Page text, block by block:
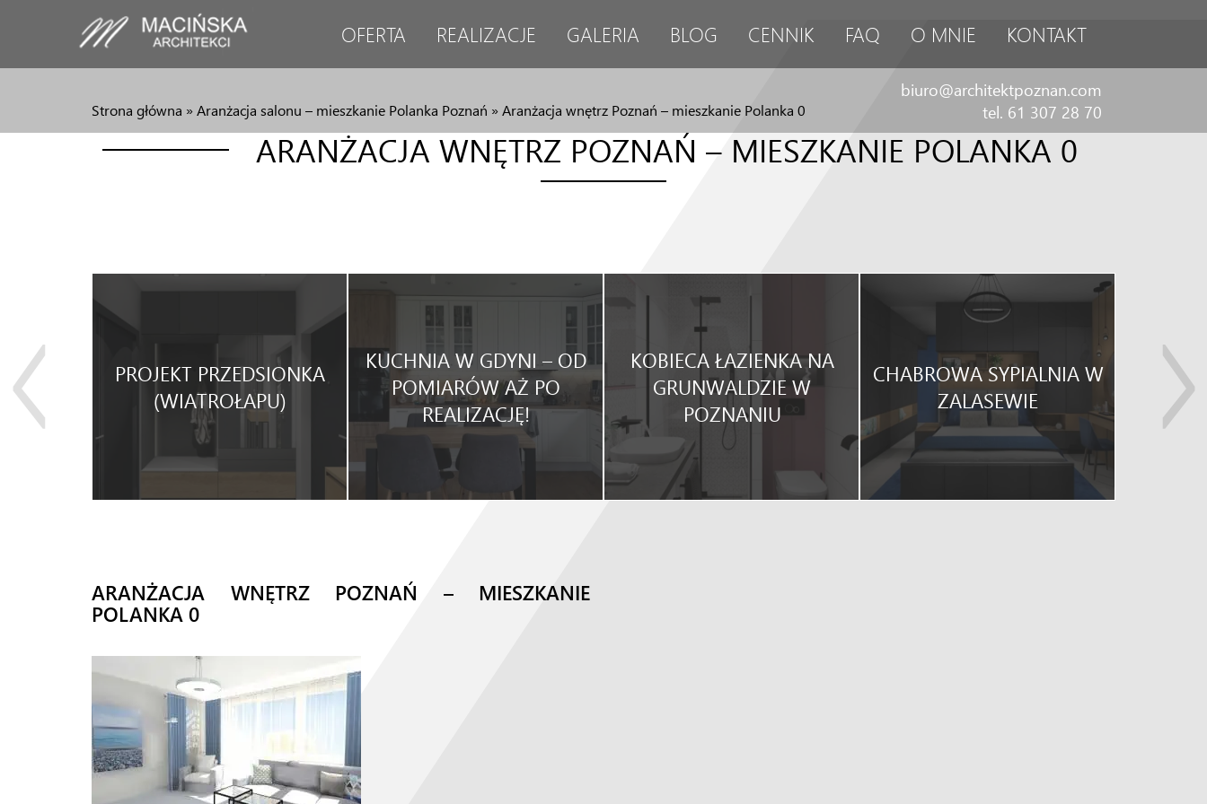
OFERTA REALIZACJE GALERIA BLOG CENNIK FAQ O MNIE KONTAKT
biuro@architektpoznan.com
tel. 61 307 28 70
Strona główna »Aranżacja salonu – mieszkanie Polanka Poznań »Aranżacja wnętrz Poznań – mieszkanie Polanka 0
ARANŻACJA WNĘTRZ POZNAŃ – MIESZKANIE POLANKA 0
W
PROJEKT PRZEDSIONKA
(WIATROŁAPU)
KUCHNIA W GDYNI – OD
POMIARÓW AŻ PO
REALIZACJĘ!
KOBIECA ŁAZIENKA NA
GRUNWALDZIE W
POZNANIU
CHABROWA SYPIALNIA W
ZALASEWIE
ARANŻACJA WNĘTRZ POZNAŃ – MIESZKANIE
POLANKA 0